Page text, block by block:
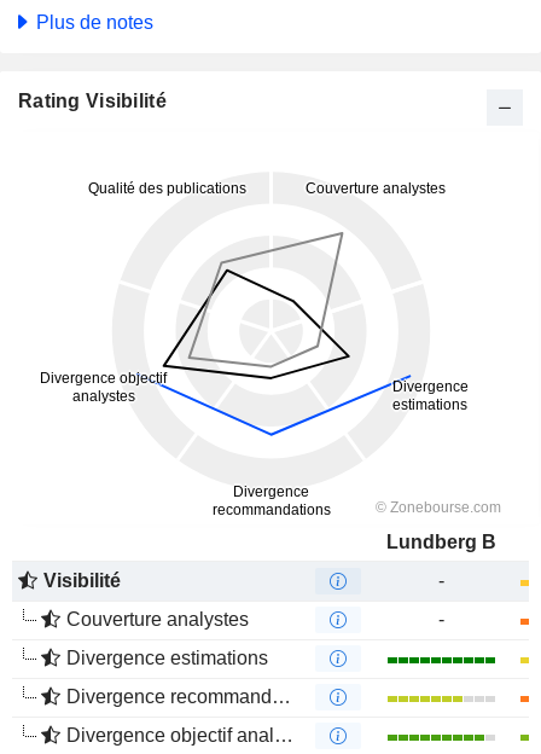
Plus de notes
Rating Visibilité
Lundberg B
Visibilité
-
Couverture analystes
-
Divergence estimations
Divergence recommandations analystes
Divergence objectif analystes